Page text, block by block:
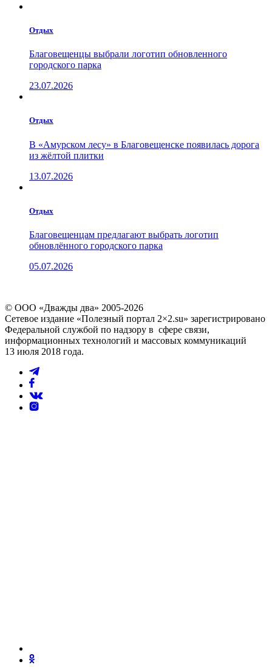
Отдых
Благовещенцы выбрали логотип обновленного
городского парка
23.07.2026
Отдых
В «Амурском лесу» в Благовещенске появилась дорога
из жёлтой плитки
13.07.2026
Отдых
Благовещенцам предлагают выбрать логотип
обновлённого городского парка
05.07.2026
© ООО «Дважды два» 2005-2026
Сетевое издание «Полезный портал 2×2.su» зарегистрировано
Федеральной службой по надзору в сфере связи,
информационных технологий и массовых коммуникаций
13 июля 2018 года.